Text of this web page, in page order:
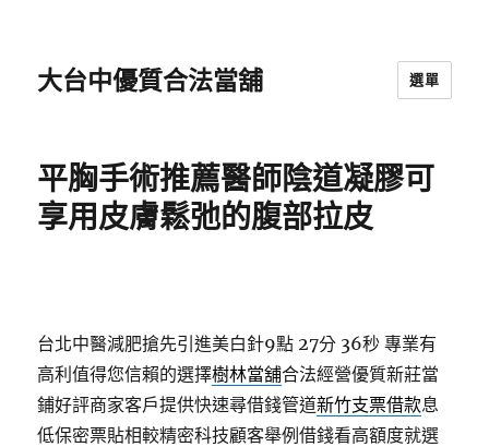
大台中優質合法當舖 選單
平胸手術推薦醫師陰道凝膠可
享用皮膚鬆弛的腹部拉皮
台北中醫減肥搶先引進美白針9點 27分 36秒 專業有
高利值得您信賴的選擇樹林當舖合法經營優質新莊當
鋪好評商家客戶提供快速尋借錢管道新竹支票借款息
低保密票貼相較精密科技顧客舉例借錢看高額度就選